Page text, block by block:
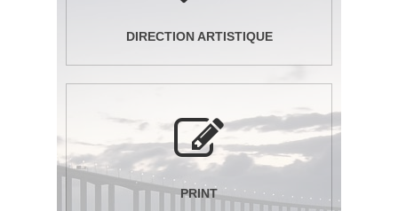
DIRECTION ARTISTIQUE
PRINT